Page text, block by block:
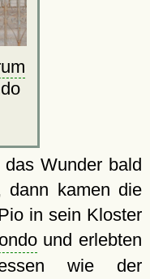
Wunder bald
dann kamen die
in sein Kloster
und erlebten
wie der